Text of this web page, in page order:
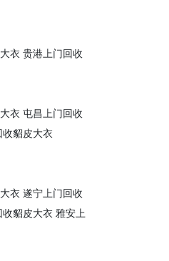
衣 贵港上门回收
衣 屯昌上门回收
貂皮大衣
衣 遂宁上门回收
貂皮大衣 雅安上